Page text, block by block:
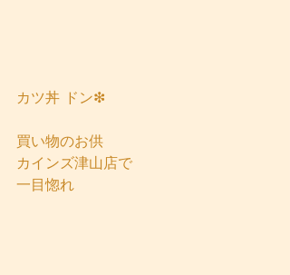
カツ丼 ドン❇
買い物のお供
カインズ津山店で
一目惚れ